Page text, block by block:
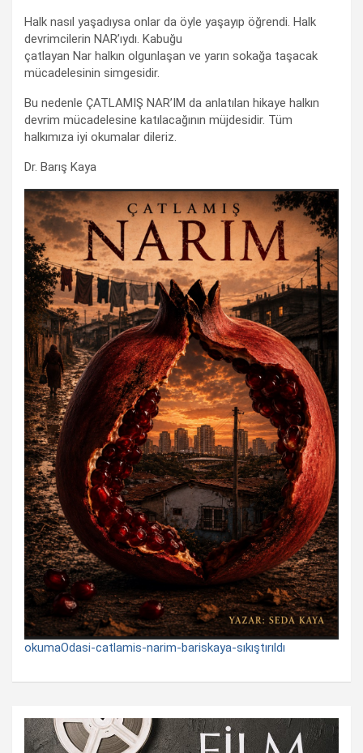
Halk nasıl yaşadıysa onlar da öyle yaşayıp öğrendi. Halk
devrimcilerin NAR’ıydı. Kabuğu
çatlayan Nar halkın olgunlaşan ve yarın sokağa taşacak
mücadelesinin simgesidir.
Bu nedenle ÇATLAMIŞ NAR’IM da anlatılan hikaye halkın
devrim mücadelesine katılacağının müjdesidir. Tüm
halkımıza iyi okumalar dileriz.
Dr. Barış Kaya
okumaOdasi-catlamis-narim-bariskaya-sıkıştırıldı